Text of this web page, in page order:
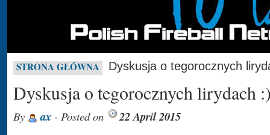
STRONA GŁÓWNA Dyskusja o tegorocznych
Dyskusja o tegorocznych lirydach
By ax - Posted on 22 April 2015